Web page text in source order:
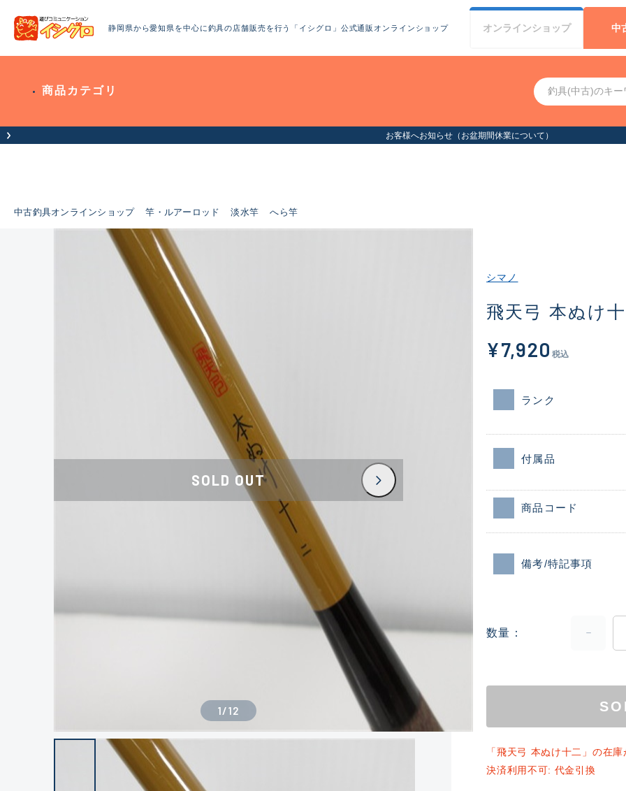
静岡県から愛知県を中心に釣具の店舗販売を行う「イシグロ」公式通販オンラインショップ オンラインショップ 中
商品カテゴリ
お客様へお知らせ（お盆期間休業について）
中古釣具オンラインショップ 竿・ルアーロッド 淡水竿 へら竿
ランクとは？
SOLD OUT
1/12
シマノ
飛天弓 本ぬけ
¥7,920 税込
ランク
付属品
商品コード
備考/特記事項
数量
「飛天弓 本ぬけ十二」の在
決済利用不可: 代金引換